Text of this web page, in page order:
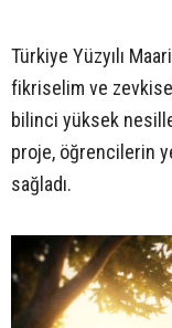
Türkiye Yüzyılı
fikriselim ve
bilinci yüksek
proje, öğrencilerin
sağladı.